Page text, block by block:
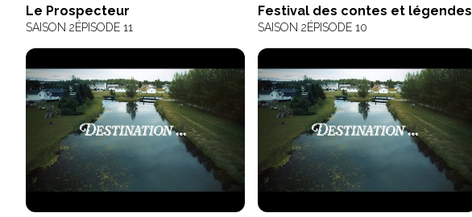
Le Prospecteur
SAISON 2ÉPISODE 11
Festival des contes et légendes
SAISON 2ÉPISODE 10